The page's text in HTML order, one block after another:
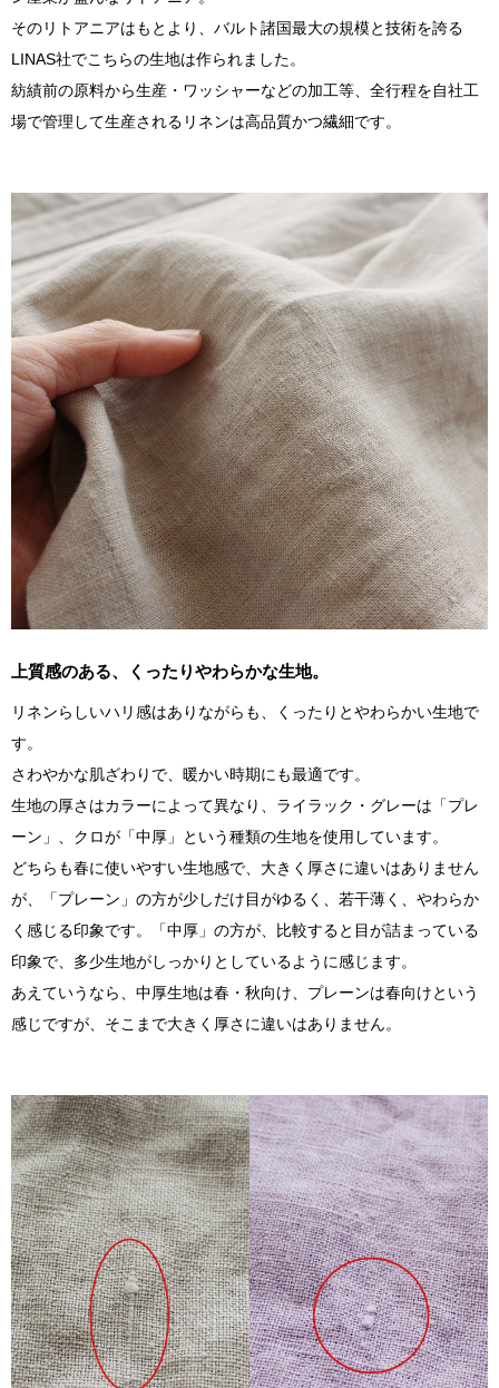
そのリトアニアはもとより、バルト諸国最大の規模と技術を誇る
LINAS社でこちらの生地は作られました。
紡績前の原料から生産・ワッシャーなどの加工等、全行程を自社工
場で管理して生産されるリネンは高品質かつ繊細です。
上質感のある、くったりやわらかな生地。
リネンらしいハリ感はありながらも、くったりとやわらかい生地で
す。
さわやかな肌ざわりで、暖かい時期にも最適です。
生地の厚さはカラーによって異なり、ライラック・グレーは「プレ
ーン」、クロが「中厚」という種類の生地を使用しています。
どちらも春に使いやすい生地感で、大きく厚さに違いはありません
が、「プレーン」の方が少しだけ目がゆるく、若干薄く、やわらか
く感じる印象です。「中厚」の方が、比較すると目が詰まっている
印象で、多少生地がしっかりとしているように感じます。
あえていうなら、中厚生地は春・秋向け、プレーンは春向けという
感じですが、そこまで大きく厚さに違いはありません。